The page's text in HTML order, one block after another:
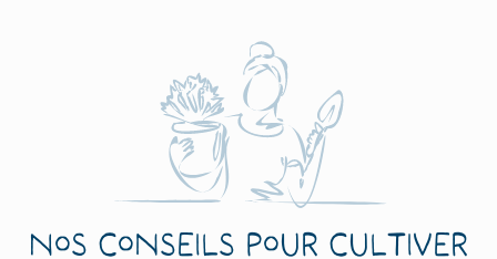
Nos conseils pour cultiver